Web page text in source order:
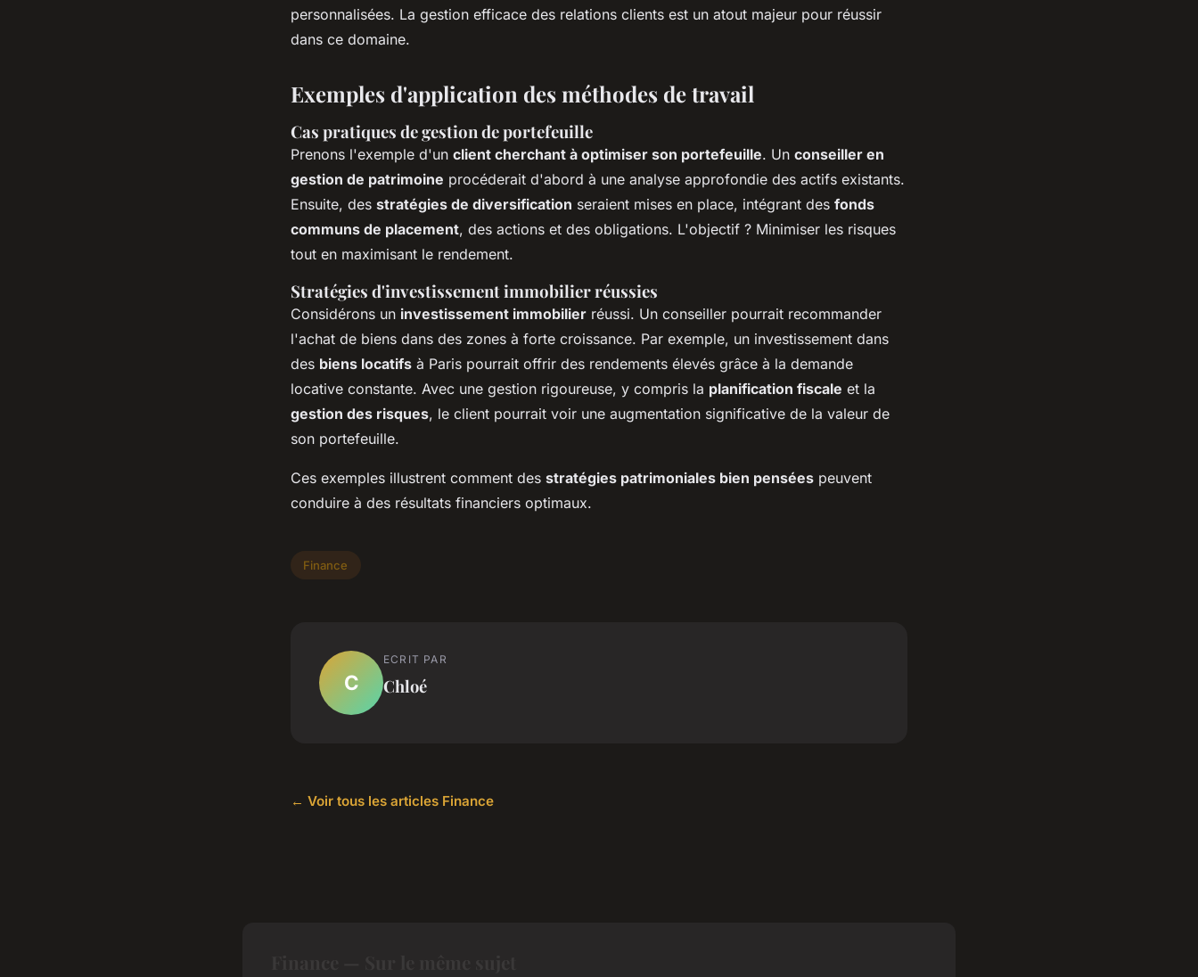
personnalisées. La gestion efficace des relations clients est un atout majeur pour réussir
dans ce domaine.
Exemples d'application des méthodes de travail
Cas pratiques de gestion de portefeuille
Prenons l'exemple d'un client cherchant à optimiser son portefeuille. Un conseiller en
gestion de patrimoine procéderait d'abord à une analyse approfondie des actifs existants.
Ensuite, des stratégies de diversification seraient mises en place, intégrant des fonds
communs de placement, des actions et des obligations. L'objectif ? Minimiser les risques
tout en maximisant le rendement.
Stratégies d'investissement immobilier réussies
Considérons un investissement immobilier réussi. Un conseiller pourrait recommander
l'achat de biens dans des zones à forte croissance. Par exemple, un investissement dans
des biens locatifs à Paris pourrait offrir des rendements élevés grâce à la demande
locative constante. Avec une gestion rigoureuse, y compris la planification fiscale et la
gestion des risques, le client pourrait voir une augmentation significative de la valeur de
son portefeuille.
Ces exemples illustrent comment des stratégies patrimoniales bien pensées peuvent
conduire à des résultats financiers optimaux.
Finance
C
ECRIT PAR
Chloé
← Voir tous les articles Finance